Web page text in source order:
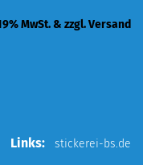
MwSt. & zzgl. Versand
Links: stickerei-bs.de